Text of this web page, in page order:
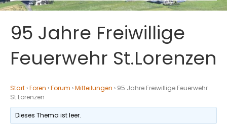
95 Jahre Freiwillige
Feuerwehr St.Lorenzen
Start ›Foren ›Forum ›Mitteilungen › 95 Jahre Freiwillige Feuerwehr
St.Lorenzen
Dieses Thema ist leer.